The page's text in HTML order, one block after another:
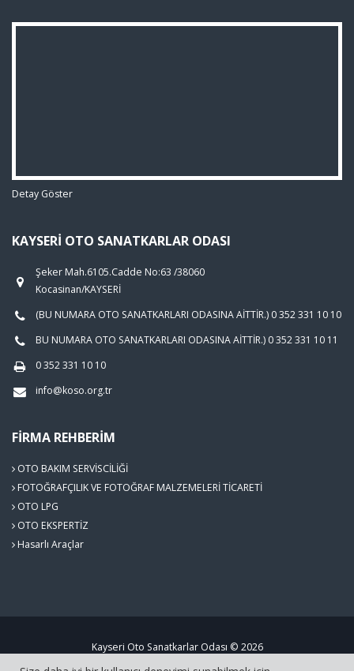
Detay Göster
KAYSERI OTO SANATKARLAR ODASI
Şeker Mah.6105.Cadde No:63 /38060
Kocasinan/KAYSERİ
(BU NUMARA OTO SANATKARLARI ODASINA AİTTİR.) 0 352 331 10 10
BU NUMARA OTO SANATKARLARI ODASINA AİTTİR.) 0 352 331 10 11
0 352 331 10 10
info@koso.org.tr
FIRMA REHBERIM
OTO BAKIM SERVİSCİLİĞİ
FOTOĞRAFÇILIK VE FOTOĞRAF MALZEMELERİ TİCARETİ
OTO LPG
OTO EKSPERTİZ
Hasarlı Araçlar
Kayseri Oto Sanatkarlar Odası © 2026